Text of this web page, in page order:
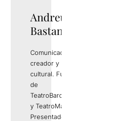
Andreu Rami
Bastante
Comunicador,
creador y productor
cultural. Fundador
de
TeatroBarcelona.com
y TeatroMadrid.com.
Presentador del